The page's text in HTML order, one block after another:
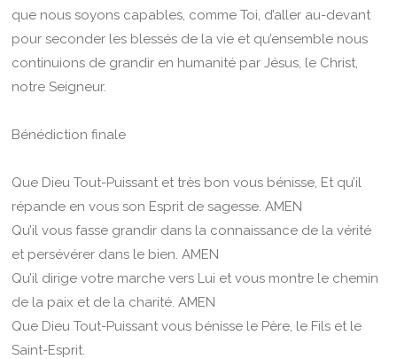
que nous soyons capables, comme Toi, d’aller au-devant
pour seconder les blessés de la vie et qu’ensemble nous
continuions de grandir en humanité par Jésus, le Christ,
notre Seigneur.
Bénédiction finale
Que Dieu Tout-Puissant et très bon vous bénisse, Et qu’il
répande en vous son Esprit de sagesse. AMEN
Qu’il vous fasse grandir dans la connaissance de la vérité
et persévérer dans le bien. AMEN
Qu’il dirige votre marche vers Lui et vous montre le chemin
de la paix et de la charité. AMEN
Que Dieu Tout-Puissant vous bénisse le Père, le Fils et le
Saint-Esprit.